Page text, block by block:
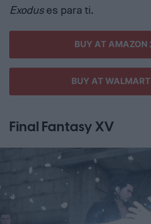
Exoduses para ti.
BUY AT AMAZON
BUY AT WALMART
Final Fantasy XV